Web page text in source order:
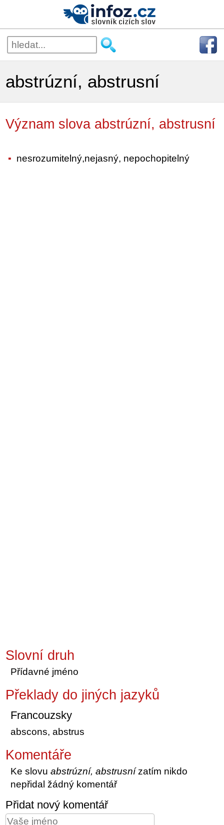
abstrúzní, abstrusní
Význam slova abstrúzní, abstrusní
nesrozumitelný,nejasný, nepochopitelný
Slovní druh
Přídavné jméno
Překlady do jiných jazyků
Francouzsky
abscons, abstrus
Komentáře
Ke slovuabstrúzní, abstrusnízatím nikdo
nepřidal žádný komentář
Přidat nový komentář